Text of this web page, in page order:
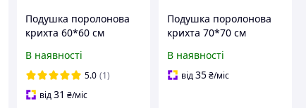
Подушка поролонова
крихта 60*60 см
В наявності
5.0 (1)
від31 ₴/міс
Подушка поролонова
крихта 70*70 см
В наявності
від35₴/міс